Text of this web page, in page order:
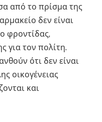
από το πρίσμα της
δεν είναι
φροντίδας,
για τον πολίτη.
ότι δεν είναι
οικογένειας
και